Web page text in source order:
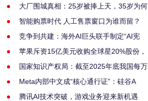
大厂围城真相：25岁被捧上天，35岁为何
智能购票时代 人工售票窗口为谁而留？
竞争到共建：海外AI巨头联手制定“AI宪
苹果斥资15亿美元收购全球星20%股份，
国家知识产权局：截至2025年底我国每万
Meta内部中文成“核心通行证”：硅谷A
腾讯AI技术突破，游戏业务迎来新机遇